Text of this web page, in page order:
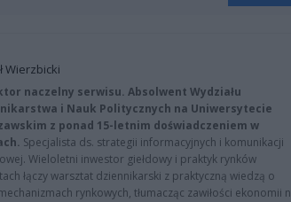
Wierzbicki
naczelny serwisu. Absolwent Wydziału
i Nauk Politycznych na Uniwersytecie
z ponad 15-letnim doświadczeniem w
Specjalista ds. strategii informacyjnych i komunikacji
Wieloletni inwestor giełdowy i praktyk rynków
łączy warsztat dziennikarski z praktyczną wiedzą o
rynkowych, tłumacząc zawiłości ekonomii